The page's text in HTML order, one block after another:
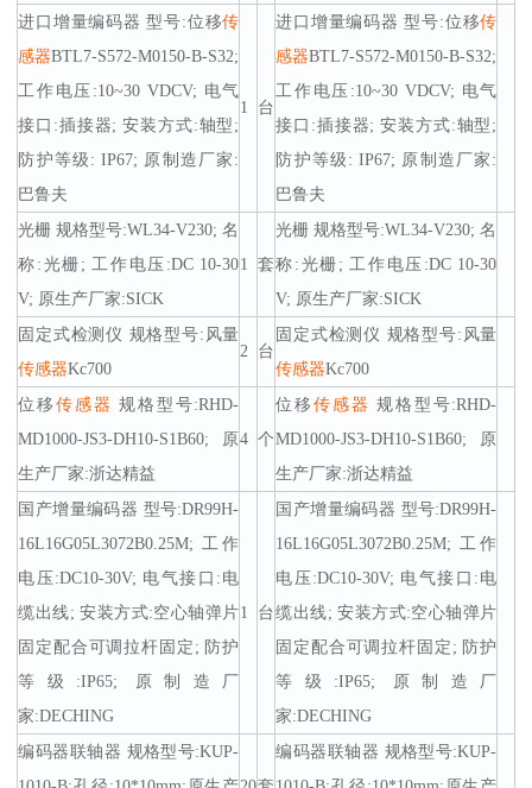
进口增量编码器 型号:位移传
感器BTL7-S572-M0150-B-S32;
工作电压:10~30 VDCV; 电气
接口:插接器; 安装方式:轴型;
防护等级: IP67; 原制造厂家:
巴鲁夫
1 台
进口增量编码器 型号:位移传
感器BTL7-S572-M0150-B-S32;
工作电压:10~30 VDCV; 电气
接口:插接器; 安装方式:轴型;
防护等级: IP67; 原制造厂家:
巴鲁夫
光栅 规格型号:WL34-V230; 名
称:光栅; 工作电压:DC 10-30
V; 原生产厂家:SICK
1 套
光栅 规格型号:WL34-V230; 名
称:光栅; 工作电压:DC 10-30
V; 原生产厂家:SICK
固定式检测仪 规格型号:风量
传感器Kc700
2 台
固定式检测仪 规格型号:风量
传感器Kc700
位移传感器 规格型号:RHD-
MD1000-JS3-DH10-S1B60; 原
生产厂家:浙达精益
4 个
位移传感器 规格型号:RHD-
MD1000-JS3-DH10-S1B60; 原
生产厂家:浙达精益
国产增量编码器 型号:DR99H-
16L16G05L3072B0.25M; 工作
电压:DC10-30V; 电气接口:电
缆出线; 安装方式:空心轴弹片
固定配合可调拉杆固定; 防护
等级:IP65; 原制造厂
家:DECHING
1 台
国产增量编码器 型号:DR99H-
16L16G05L3072B0.25M; 工作
电压:DC10-30V; 电气接口:电
缆出线; 安装方式:空心轴弹片
固定配合可调拉杆固定; 防护
等级:IP65; 原制造厂
家:DECHING
编码器联轴器 规格型号:KUP-
编码器联轴器 规格型号:KUP-